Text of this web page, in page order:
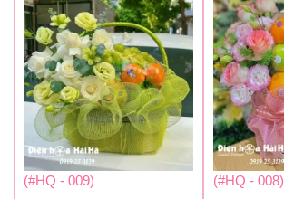
(#HQ - 009) (#HQ - 008)